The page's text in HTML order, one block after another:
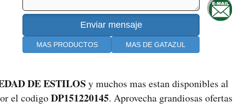
MAS PRODUCTOS MAS DE GATAZUL
DE ESTILOSy muchos mas estan disponibles al
el codigoDP151220145. Aprovecha grandiosas ofertas